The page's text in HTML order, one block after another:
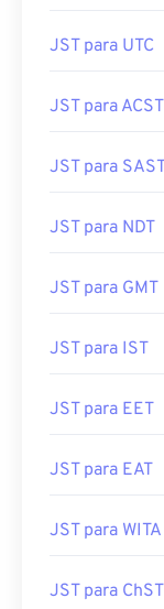
JST para UTC
JST para ACST
JST para
JST para NDT
JST para GMT
JST para IST
JST para EET
JST para EAT
JST para WITA
JST para ChST